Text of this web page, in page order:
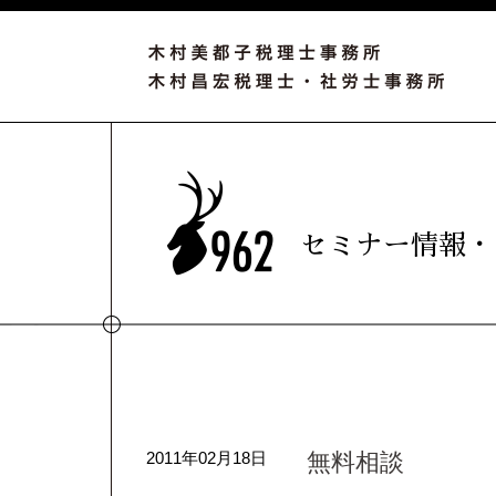
セミナー情報
2011年02月18日 無料相談